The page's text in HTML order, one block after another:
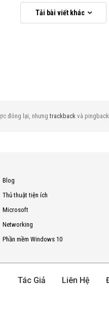
Tải bài viết khác
đóng lại, nhưngtrackback và
Blog
Thủ thuật tiện ích
Microsoft
Networking
Phần mềm Windows 10
Tác Giả Liên Hệ